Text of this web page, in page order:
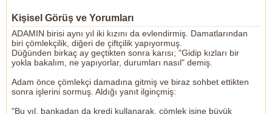
Kişisel Görüş ve Yorumları
ADAMIN birisi aynı yıl iki kızını da evlendirmiş. Damatlarından
biri çömlekçilik, diğeri de çiftçilik yapıyormuş.
Düğünden birkaç ay geçtikten sonra karısı; "Gidip kızları bir
yokla bakalım, ne yapıyorlar, durumları nasıl" demiş.
Adam önce çömlekçi damadına gitmiş ve biraz sohbet ettikten
sonra işlerini sormuş. Aldığı yanıt ilginçmiş:
"Bu yıl, bankadan da kredi kullanarak, çömlek işine büyük